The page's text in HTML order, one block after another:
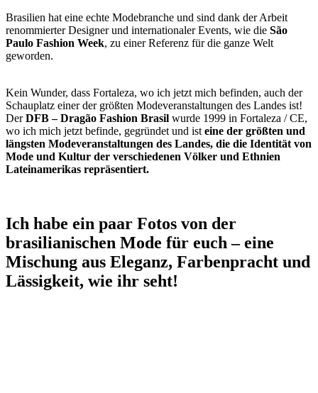
Brasilien hat eine echte Modebranche und sind dank der Arbeit
renommierter Designer und internationaler Events, wie die São
Paulo Fashion Week, zu einer Referenz für die ganze Welt
geworden.
Kein Wunder, dass Fortaleza, wo ich jetzt mich befinden, auch der
Schauplatz einer der größten Modeveranstaltungen des Landes ist!
DerDFB – Dragão Fashion Brasil wurde 1999 in Fortaleza / CE,
wo ich mich jetzt befinde, gegründet und ist eine der größten und
längsten Modeveranstaltungen des Landes, die die Identität von
Mode und Kultur der verschiedenen Völker und Ethnien
Lateinamerikas repräsentiert.
Ich habe ein paar Fotos von der
brasilianischen Mode für euch – eine
Mischung aus Eleganz, Farbenpracht und
Lässigkeit, wie ihr seht!